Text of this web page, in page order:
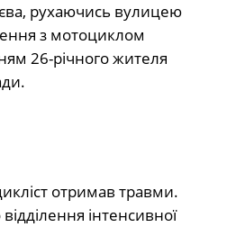
рухаючись вулицею
з мотоциклом
26-річного жителя
отримав травми.
інтенсивної